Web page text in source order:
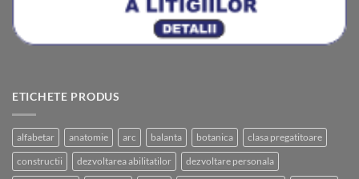
ETICHETE PRODUS
alfabetar anatomie arc balanta botanica clasa pregatitoare
constructii dezvoltarea abilitatilor dezvoltare personala